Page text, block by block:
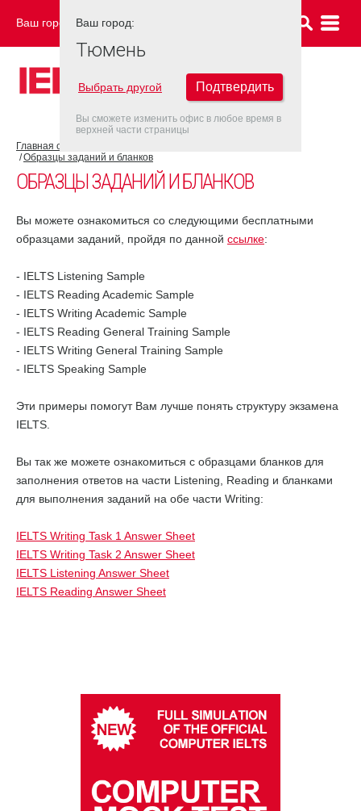
Ваш город: ТЮМЕНЬ
Главная страница
Образцы заданий и бланков
ОБРАЗЦЫ ЗАДАНИЙ И БЛАНКОВ
Вы можете ознакомиться со следующими бесплатными
образцами заданий, пройдя по данной ссылке:
- IELTS Listening Sample
- IELTS Reading Academic Sample
- IELTS Writing Academic Sample
- IELTS Reading General Training Sample
- IELTS Writing General Training Sample
- IELTS Speaking Sample
Эти примеры помогут Вам лучше понять структуру экзамена
IELTS.
Вы так же можете ознакомиться с образцами бланков для
заполнения ответов на части Listening, Reading и бланками
для выполнения заданий на обе части Writing:
IELTS Writing Task 1 Answer Sheet
IELTS Writing Task 2 Answer Sheet
IELTS Listening Answer Sheet
IELTS Reading Answer Sheet
Ваш город:
Тюмень
Выбрать другой Подтвердить
Вы сможете изменить офис в любое время в
верхней части страницы